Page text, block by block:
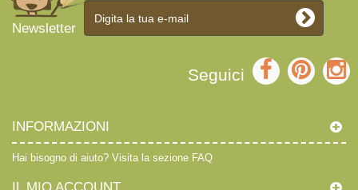
Newsletter
Seguici
INFORMAZIONI
Hai bisogno di aiuto? Visita la sezione FAQ